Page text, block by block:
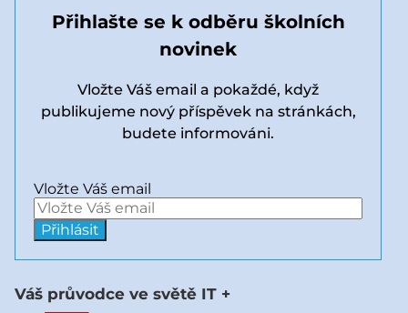
Přihlašte se k odběru školních
novinek
Vložte Váš email a pokaždé, když
publikujeme nový příspěvek na stránkách,
budete informováni.
Vložte Váš email
Váš průvodce ve světě IT +